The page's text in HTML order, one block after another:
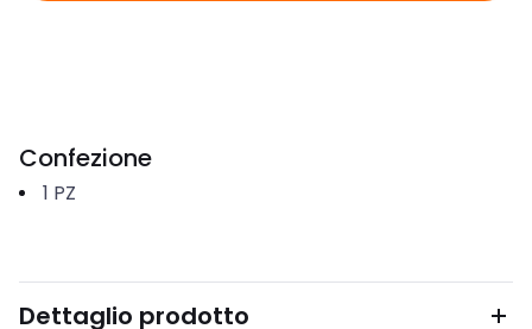
Confezione
1 PZ
Dettaglio prodotto